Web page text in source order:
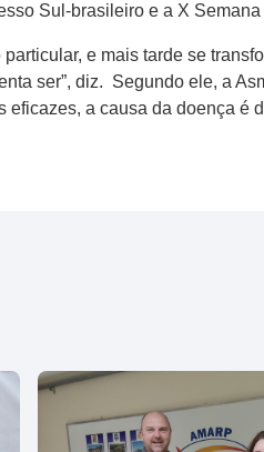
Sul-brasileiro e a X
e mais tarde se
ser”, diz. Segundo ele, a
a causa da doença é